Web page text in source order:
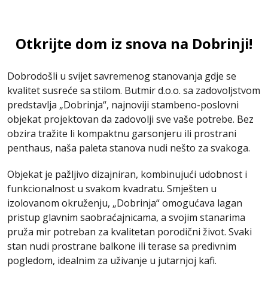
Otkrijte dom iz snova na Dobrinji!
Dobrodošli u svijet savremenog stanovanja gdje se
kvalitet susreće sa stilom. Butmir d.o.o. sa zadovoljstvom
predstavlja „Dobrinja“, najnoviji stambeno-poslovni
objekat projektovan da zadovolji sve vaše potrebe. Bez
obzira tražite li kompaktnu garsonjeru ili prostrani
penthaus, naša paleta stanova nudi nešto za svakoga.
Objekat je pažljivo dizajniran, kombinujući udobnost i
funkcionalnost u svakom kvadratu. Smješten u
izolovanom okruženju, „Dobrinja“ omogućava lagan
pristup glavnim saobraćajnicama, a svojim stanarima
pruža mir potreban za kvalitetan porodični život. Svaki
stan nudi prostrane balkone ili terase sa predivnim
pogledom, idealnim za uživanje u jutarnjoj kafi.